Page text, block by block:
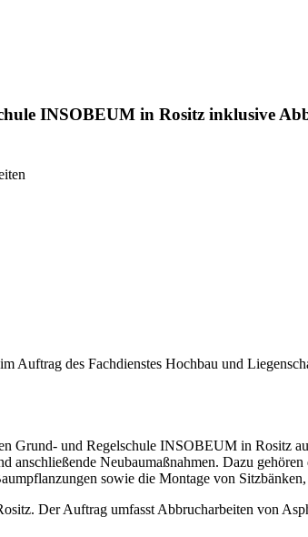
INSOBEUM in Rositz inklusive
Auftrag des Fachdienstes Hochbau und
Grund- und Regelschule INSOBEUM in Rositz
Neubaumaßnahmen. Dazu
sowie die Montage von
Der Auftrag umfasst Abbrucharbeiten von